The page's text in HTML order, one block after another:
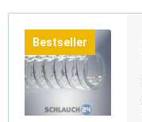
Bestseller